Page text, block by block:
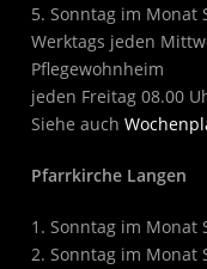
5. Sonntag im Monat
Werktags jeden
Pflegewohnheim
jeden Freitag 08.00
Siehe auch
Pfarrkirche Langen
1. Sonntag im Monat
2. Sonntag im Monat